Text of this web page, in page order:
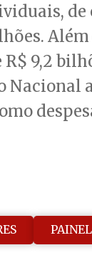
de
9,2
Nacional